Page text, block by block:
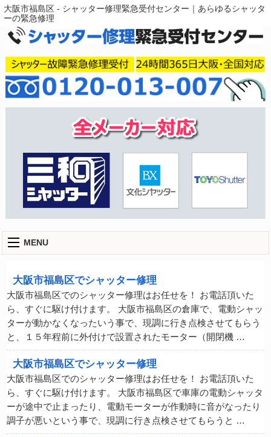
大阪市福島区 - シャッター修理緊急受付センター｜あらゆるシャッタ
ーの緊急修理
MENU
大阪市福島区でシャッター修理
大阪市福島区でのシャッター修理はお任せを！ お電話頂いた
ら、すぐに駆け付けます。 大阪市福島区の倉庫で、電動シャッ
ターが動かなくなったいう事で、現調に行き点検させてもらう
と、１５年程前に外付けで設置されたモーター（開閉機 …
大阪市福島区でシャッター修理
大阪市福島区でのシャッター修理はお任せを！ お電話頂いた
ら、すぐに駆け付けます。 大阪市福島区で車庫の電動シャッタ
ーが途中で止まったり、電動モーターが作動時に音がなったり
調子が悪いという事で、現調に行き点検させてもらうと …